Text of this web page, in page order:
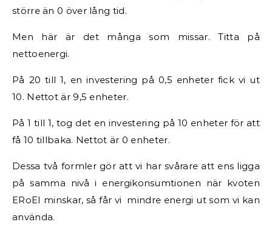
större än 0 över lång tid.
Men här är det många som missar. Titta på
nettoenergi.
På 20 till 1, en investering på 0,5 enheter fick vi ut
10. Nettot är 9,5 enheter.
På 1 till 1, tog det en investering på 10 enheter för att
få 10 tillbaka. Nettot är 0 enheter.
Dessa två formler gör att vi har svårare att ens ligga
på samma nivå i energikonsumtionen när kvoten
ERoEI minskar, så får vi mindre energi ut som vi kan
använda.